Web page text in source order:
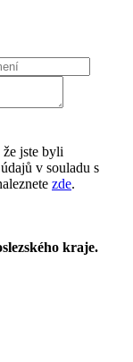
jste byli
v souladu s
zde.
kraje.